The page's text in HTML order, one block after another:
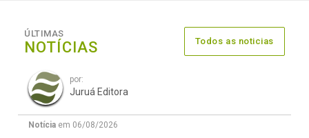
ÚLTIMAS
NOTÍCIAS Todos as noticias
por:
Juruá Editora
Notícia em 06/08/2026